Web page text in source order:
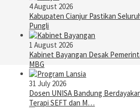
4 August 2026
Kabupaten Cianjur Pastikan
Pungli
1 August 2026
Kabinet Bayangan Desak
MBG
31 July 2026
Dosen UNISA Bandung
Terapi SEFT dan M…